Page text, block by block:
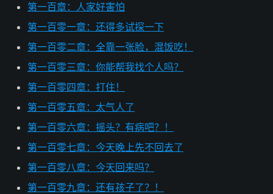
第一百章：人家好害怕
第一百零一章：还得多试探一下
第一百零二章：全靠一张脸，混饭吃！
第一百零三章：你能帮我找个人吗？
第一百零四章：打住！
第一百零五章：太气人了
第一百零六章：摇头？有病吧？！
第一百零七章：今天晚上先不回去了
第一百零八章：今天回来吗？
第一百零九章：还有孩子了？！